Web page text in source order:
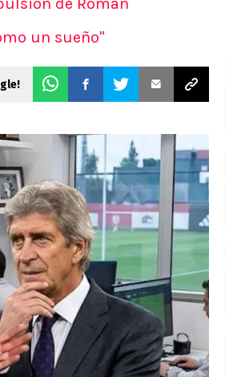
un sueño"